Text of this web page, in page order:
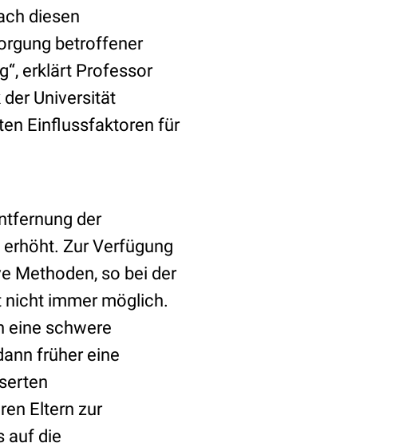
diesen
betroffener
erklärt Professor
Universität
Einflussfaktoren für
der
Zur Verfügung
Methoden, so bei der
nicht immer möglich.
eine schwere
früher eine
Eltern zur
auf die